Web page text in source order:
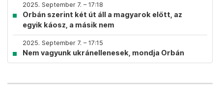
2025. September 7. – 17:18
Orbán szerint két út áll a magyarok előtt, az
egyik káosz, a másik nem
2025. September 7. – 17:15
Nem vagyunk ukránellenesek, mondja Orbán